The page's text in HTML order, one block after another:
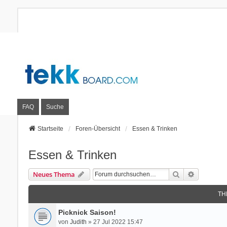
FAQ Suche
Startseite Foren-Übersicht Essen & Trinken
Essen & Trinken
Neues Thema Suche
Picknick Saison!
von Judith » 27 Jul 2022 15:47